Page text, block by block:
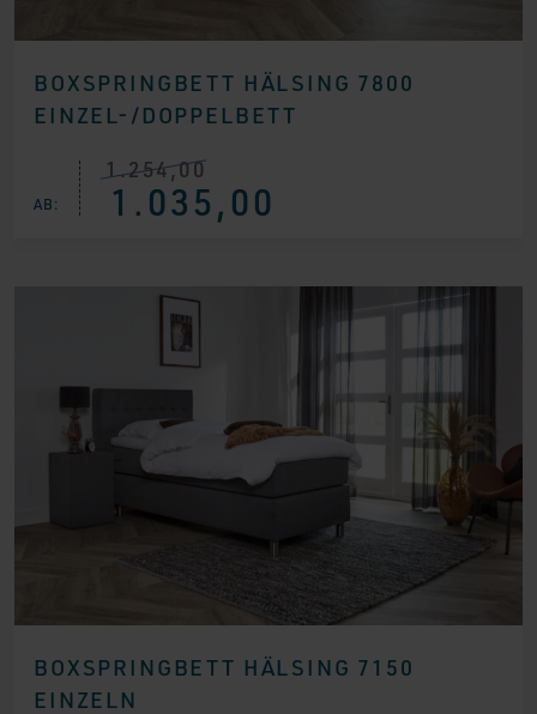
BOXSPRINGBETT HÄLSING 7800
EINZEL-/DOPPELBETT
AB:
1.254,00
Ursprünglicher
Preis
war:1.035,00
Aktueller
Preis
ist:
BOXSPRINGBETT HÄLSING 7150
EINZELN